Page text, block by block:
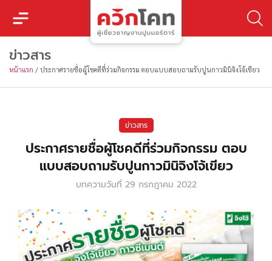
ข่าวสาร
หน้าแรก / ประกาศรายชื่อผู้โชคดีที่ร่วมกิจกรรม ตอบแบบสอบถามรับปูนกาวมินิจิงโจ้เขียว
ข่าวสาร
ประกาศรายชื่อผู้โชคดีที่ร่วมกิจกรรม ตอบ
แบบสอบถามรับปูนกาวมินิจิงโจ้เขียว
บทความวันที่ 29 กรกฎาคม 2022